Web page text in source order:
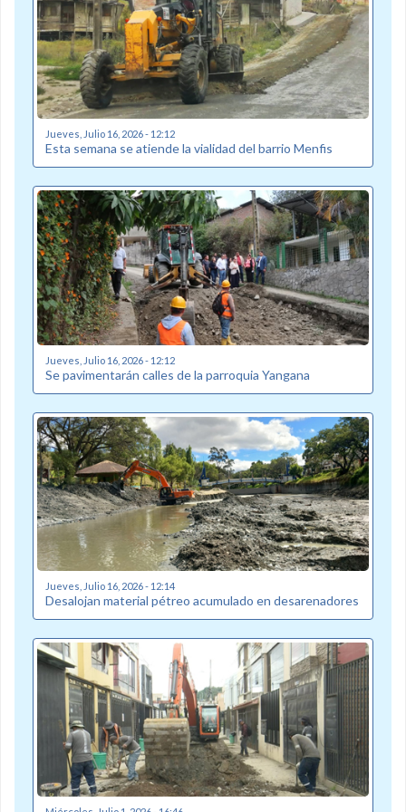
Jueves, Julio 16, 2026 - 12:12
Esta semana se atiende la vialidad del barrio Menfis
Jueves, Julio 16, 2026 - 12:12
Se pavimentarán calles de la parroquia Yangana
Jueves, Julio 16, 2026 - 12:14
Desalojan material pétreo acumulado en desarenadores